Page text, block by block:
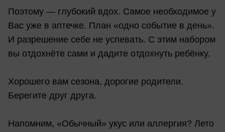
Поэтому — глубокий вдох. Самое необходимое у
Вас уже в аптечке. План «одно событие в день».
И разрешение себе не успевать. С этим набором
вы отдохнёте сами и дадите отдохнуть ребёнку.
Хорошего вам сезона, дорогие родители.
Берегите друг друга.
Напомним, «Обычный» укус или аллергия? Лето